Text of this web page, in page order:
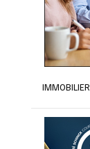
IMMOBILIER